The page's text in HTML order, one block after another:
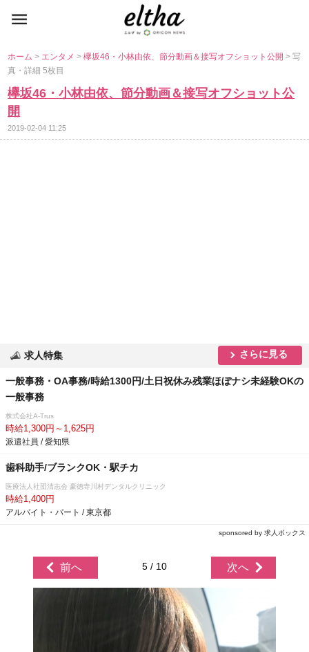
ホーム> エンタメ>欅坂46・小林由依、節分動画＆接写オフショット公開> 写
真・詳細 5枚目
欅坂46・小林由依、節分動画＆接写オフショット公
開
2019-02-04 11:25
求人特集 さらに見る
一般事務・OA事務/時給1300円/土日祝休み残業ほぼナシ未経験OKの
一般事務
株式会社A-Trus
時給1,300円～1,625円
派遣社員 / 愛知県
歯科助手/ブランクOK・駅チカ
医療法人社団清志会 豪徳寺川村デンタルクリニック
時給1,400円
アルバイト・パート / 東京都
sponsored by 求人ボックス
前へ 5 / 10 次へ